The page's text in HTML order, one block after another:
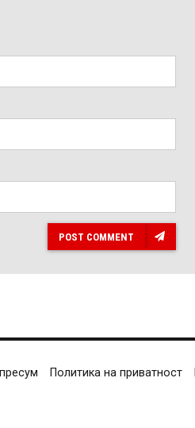
POST COMMENT
Политика на приватност